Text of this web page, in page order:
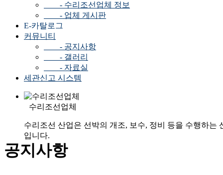
- 수리조선업체 정보
- 업체 게시판
E-카탈로그
커뮤니티
- 공지사항
- 갤러리
- 자료실
세관신고 시스템
수리조선업체
수리조선 산업은 선박의 개조, 보수, 정비 등을 수행하는
입니다.
공지사항